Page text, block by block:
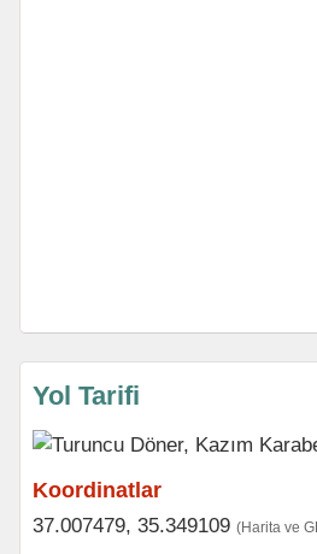
Yol Tarifi
Koordinatlar
37.007479, 35.349109 (Harita ve